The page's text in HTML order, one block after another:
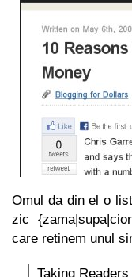
Omul da din el o
zic
care retinem unul
Taking